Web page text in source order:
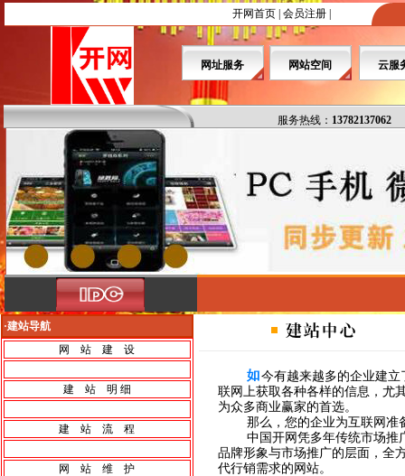
开网首页 会员注册
网址服务 网站空间 云服
服务热线： 13782137062
·建站导航
网 站 建 设
建 站 明 细
建 站 流 程
网 站 维 护
今有越来越多的企业建
联网上获取各种各样的信息，尤
为众多商业赢家的首选。
那么，您的企业为互联网准
中国开网凭多年传统市场推
品牌形象与市场推广的层面，全
代行销需求的网站。